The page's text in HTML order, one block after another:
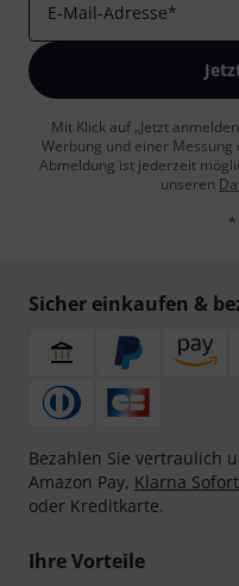
E-Mail-Adresse*
Mit Klick auf „Jetzt
Werbung und einer
Abmeldung ist jederzeit
unseren
*
Sicher einkaufen &
Bezahlen Sie vertraulich
Amazon Pay, Klarna
oder Kreditkarte.
Ihre Vorteile